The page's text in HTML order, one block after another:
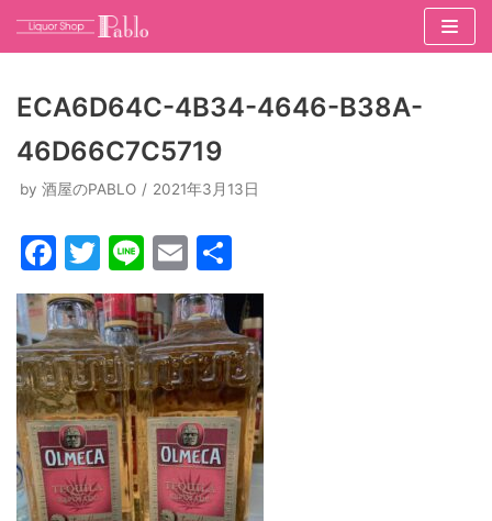
テ
ン
へ
ス
キ
ッ
プ
ECA6D64C-4B34-4646-B38A-
46D66C7C5719
by 酒屋のPABLO 2021年3月13日
F
a
c
e
b
o
o
k
T
w
itt
er
Li
n
e
E
m
ai
l
有